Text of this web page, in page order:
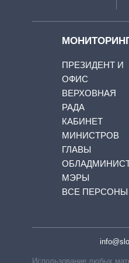
ПРЕЗИДЕНТ И
ОФИС
ВЕРХОВНАЯ
РАДА
КАБИНЕТ
МИНИСТРОВ
ГЛАВЫ
МЭРЫ
ВСЕ ПЕРСОНЫ
Использование любых